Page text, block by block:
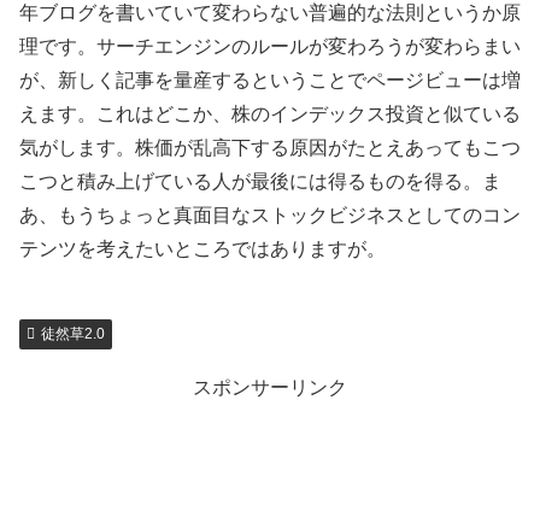
年ブログを書いていて変わらない普遍的な法則というか原
理です。サーチエンジンのルールが変わろうが変わらまい
が、新しく記事を量産するということでページビューは増
えます。これはどこか、株のインデックス投資と似ている
気がします。株価が乱高下する原因がたとえあってもこつ
こつと積み上げている人が最後には得るものを得る。ま
あ、もうちょっと真面目なストックビジネスとしてのコン
テンツを考えたいところではありますが。
徒然草2.0
スポンサーリンク